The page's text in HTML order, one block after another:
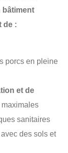
bâtiment
de :
porcs en pleine
et de
maximales
sanitaires
avec des sols et